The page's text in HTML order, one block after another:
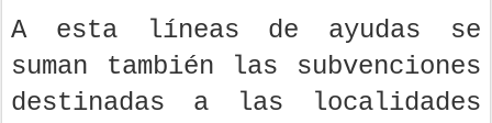
A esta líneas de ayudas se
suman también las subvenciones
destinadas a las localidades